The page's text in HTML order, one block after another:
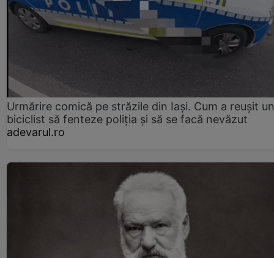
Urmărire comică pe străzile din Iași. Cum a reușit un
biciclist să fenteze poliția și să se facă nevăzut
adevarul.ro